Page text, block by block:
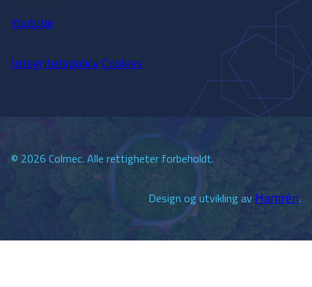
Youtube
IntegritetspolicyCookies
© 2026 Colmec. Alle rettigheter forbeholdt.
Design og utvikling avHamrén.